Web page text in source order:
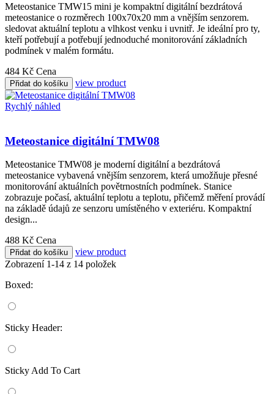
Meteostanice TMW15 mini je kompaktní digitální bezdrátová
meteostanice o rozměrech 100x70x20 mm a vnějším senzorem.
sledovat aktuální teplotu a vlhkost venku i uvnitř. Je ideální pro ty,
kteří potřebují a potřebují jednoduché monitorování základních
podmínek v malém formátu.
484 Kč Cena
Přidat do košíku view product
Rychlý náhled
Meteostanice digitální TMW08
Meteostanice TMW08 je moderní digitální a bezdrátová
meteostanice vybavená vnějším senzorem, která umožňuje přesné
monitorování aktuálních povětrnostních podmínek. Stanice
zobrazuje počasí, aktuální teplotu a teplotu, přičemž měření provádí
na základě údajů ze senzoru umístěného v exteriéru. Kompaktní
design...
488 Kč Cena
Přidat do košíku
view product
Zobrazení 1-14 z 14 položek
Boxed:
Sticky Header:
Sticky Add To Cart